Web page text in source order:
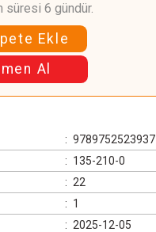
süresi 6 gündür.
Ekle
Al
: 9789752523937
: 135-210-0
: 22
: 1
: 2025-12-05